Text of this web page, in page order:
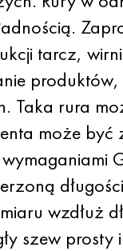
tarcz,
Taka rura
może być
wzdłuż
szew prosty